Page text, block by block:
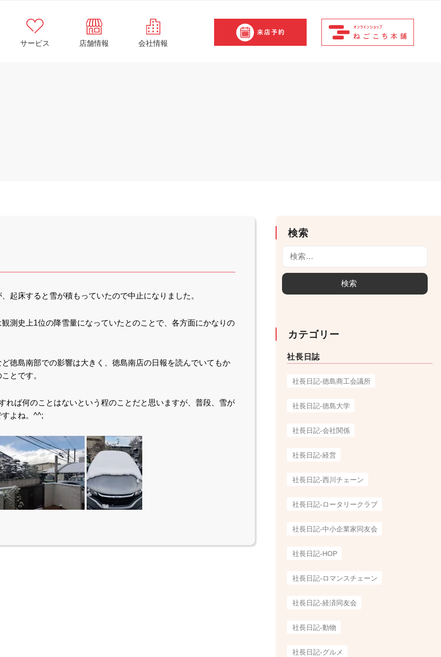
サービス 店舗情報 会社情報
検索
カテゴリー
社長日誌
社長日記-徳島商工会議所
社長日記-徳島大学
社長日記-会社関係
社長日記-経営
社長日記-西川チェーン
社長日記-ロータリークラブ
社長日記-中小企業家同友会
社長日記-HOP
社長日記-ロマンスチェーン
社長日記-経済同友会
社長日記-動物
社長日記-グルメ
起床すると雪が積もっていたので中止になりました。
測史上1位の降雪量になっていたとのことで、各方面にかなりの
徳島南部での影響は大きく、徳島南店の日報を読んでいてもか
とです。
れば何のことはないという程のことだと思いますが、普段、雪が
よね。^^;